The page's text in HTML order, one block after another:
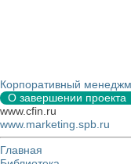
Корпоративный
О завершении проекта
www.cfin.ru
www.marketing.spb.ru
Главная